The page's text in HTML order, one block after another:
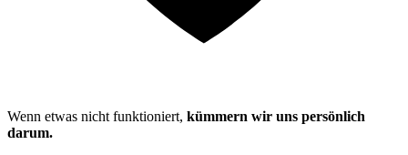
Wenn etwas nicht funktioniert, kümmern wir uns persönlich
darum.